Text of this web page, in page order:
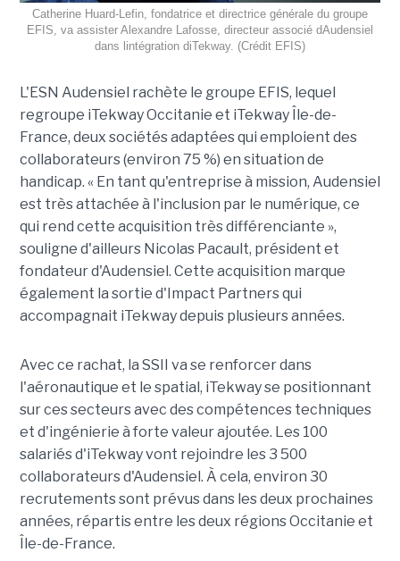
Catherine Huard-Lefin, fondatrice et directrice générale du groupe
EFIS, va assister Alexandre Lafosse, directeur associé dAudensiel
dans lintégration diTekway. (Crédit EFIS)
L'ESN Audensiel rachète le groupe EFIS, lequel
regroupe iTekway Occitanie et iTekway Île-de-
France, deux sociétés adaptées qui emploient des
collaborateurs (environ 75 %) en situation de
handicap. « En tant qu'entreprise à mission, Audensiel
est très attachée à l'inclusion par le numérique, ce
qui rend cette acquisition très différenciante »,
souligne d'ailleurs Nicolas Pacault, président et
fondateur d'Audensiel. Cette acquisition marque
également la sortie d'Impact Partners qui
accompagnait iTekway depuis plusieurs années.
Avec ce rachat, la SSII va se renforcer dans
l'aéronautique et le spatial, iTekway se positionnant
sur ces secteurs avec des compétences techniques
et d'ingénierie à forte valeur ajoutée. Les 100
salariés d'iTekway vont rejoindre les 3 500
collaborateurs d'Audensiel. À cela, environ 30
recrutements sont prévus dans les deux prochaines
années, répartis entre les deux régions Occitanie et
Île-de-France.